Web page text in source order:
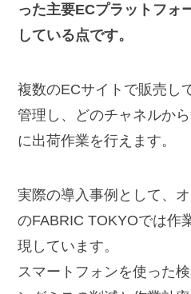
った主要ECプラットフォ
している点です。
複数のECサイトで販売し
管理し、どのチャネルか
に出荷作業を行えます。
実際の導入事例として、
のFABRIC TOKYOでは作
現しています。
スマートフォンを使った